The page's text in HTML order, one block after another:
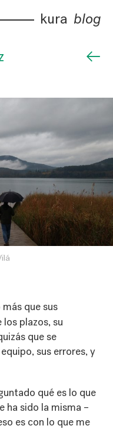
kura blog
←
que sus
plazos, su
que se
sus errores, y
qué es lo que
ha sido la misma –
es con lo que me